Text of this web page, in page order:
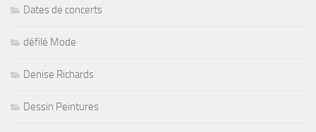
Dates de concerts
défilé Mode
Denise Richards
Dessin Peintures